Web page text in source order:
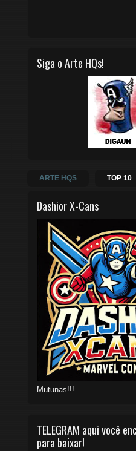
Siga o Arte HQs!
ARTE HQS TOP 10
Dashior X-Cans
Mutunas!!!
TELEGRAM aqui você
para baixar!